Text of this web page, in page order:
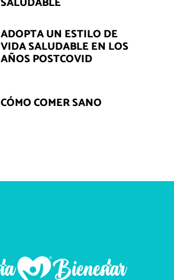
ADOPTA UN ESTILO DE
VIDA SALUDABLE EN LOS
AÑOS POSTCOVID
CÓMO COMER SANO